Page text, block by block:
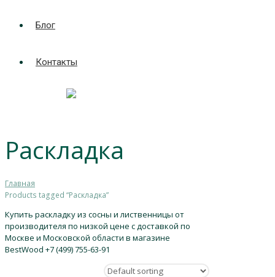
Блог
Контакты
Раскладка
Главная
Products tagged “Раскладка”
Купить раскладку из сосны и лиственницы от
производителя по низкой цене с доставкой по
Москве и Московской области в магазине
BestWood +7 (499) 755-63-91